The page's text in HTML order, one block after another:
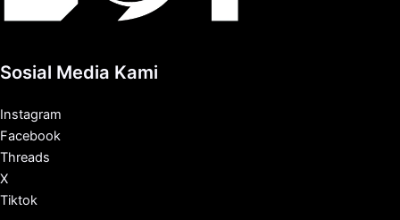
Sosial Media Kami
Instagram
Facebook
Threads
X
Tiktok